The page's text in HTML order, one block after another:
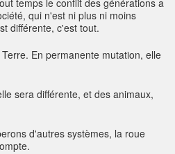
temps le conflit des générations a
qui n'est ni plus ni moins
différente, c'est tout.
En permanente mutation, elle
sera différente, et des animaux,
d'autres systèmes, la roue